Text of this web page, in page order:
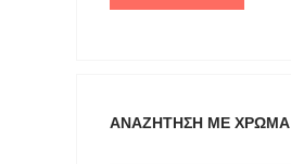
ΑΝΑΖΉΤΗΣΗ ΜΕ ΧΡΏΜΑ